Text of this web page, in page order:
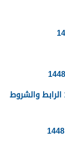
استخراج رخص حفر الابار في السعودية 1448 الرابط والشروط